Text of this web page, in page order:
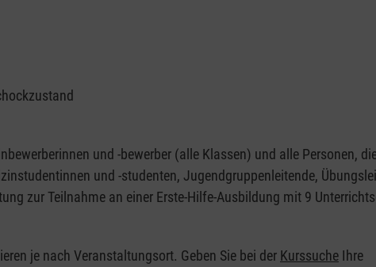
und -bewerber (alle Klassen) und alle Personen,
und -studenten, Jugendgruppenleitende,
zur Teilnahme an einer Erste-Hilfe-Ausbildung mit 9
je nach Veranstaltungsort. Geben Sie bei der Kurssuche Ihre